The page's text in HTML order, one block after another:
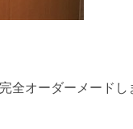
全オーダーメードし